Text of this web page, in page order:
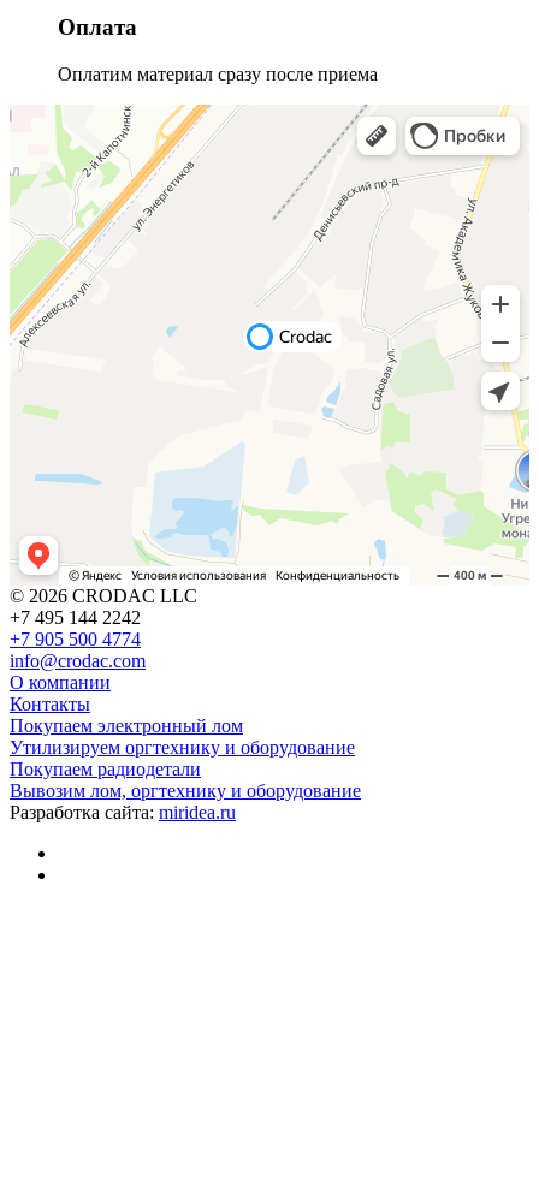
Оплата
Оплатим материал сразу после приема
© 2026 CRODAC LLC
+7 495 144 2242
+7 905 500 4774
info@crodac.com
О компании
Контакты
Покупаем электронный лом
Утилизируем оргтехнику и оборудование
Покупаем радиодетали
Вывозим лом, оргтехнику и оборудование
Разработка сайта: miridea.ru